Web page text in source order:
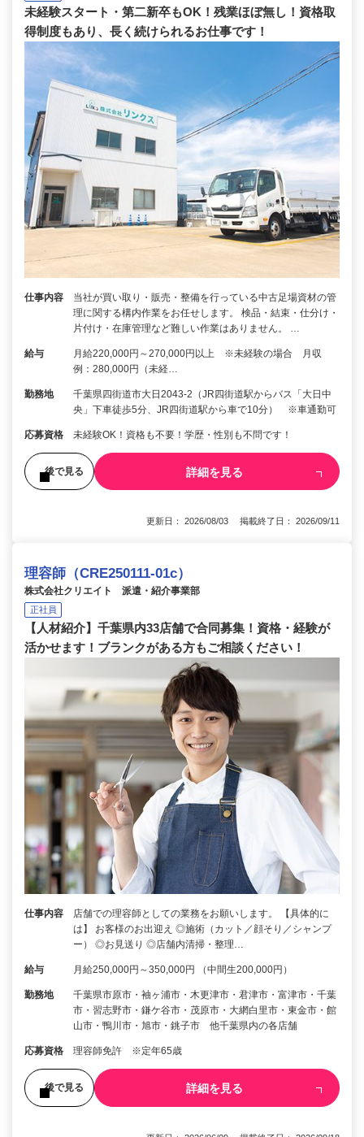
未経験スタート・第二新卒もOK！残業ほぼ無し！資格取
得制度もあり、長く続けられるお仕事です！
仕事内容
当社が買い取り・販売・整備を行っている中古足場資材の管
理に関する構内作業をお任せします。 検品・結束・仕分け・
片付け・在庫管理など難しい作業はありません。 …
給与
月給220,000円～270,000円以上 ※未経験の場合 月収
例：280,000円（未経…
勤務地
千葉県四街道市大日2043-2（JR四街道駅からバス「大日中
央」下車徒歩5分、JR四街道駅から車で10分） ※車通勤可
応募資格 未経験OK！資格も不要！学歴・性別も不問です！
後で見る 詳細を見る
更新日： 2026/08/03 掲載終了日： 2026/09/11
理容師（CRE250111-01c）
株式会社クリエイト 派遣・紹介事業部
正社員
【人材紹介】千葉県内33店舗で合同募集！資格・経験が
活かせます！ブランクがある方もご相談ください！
仕事内容
店舗での理容師としての業務をお願いします。 【具体的に
は】 お客様のお出迎え ◎施術（カット／顔そり／シャンプ
ー） ◎お見送り ◎店舗内清掃・整理…
給与 月給250,000円～350,000円 （中間生200,000円）
勤務地
千葉県市原市・袖ヶ浦市・木更津市・君津市・富津市・千葉
市・習志野市・鎌ケ谷市・茂原市・大網白里市・東金市・館
山市・鴨川市・旭市・銚子市 他千葉県内の各店舗
応募資格 理容師免許 ※定年65歳
後で見る 詳細を見る